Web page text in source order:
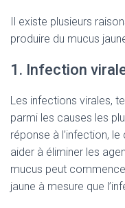
Il existe plusieurs
produire du mucus
1. Infection
Les infections virales,
parmi les causes les
réponse à l’infection,
aider à éliminer les
mucus peut
jaune à mesure que